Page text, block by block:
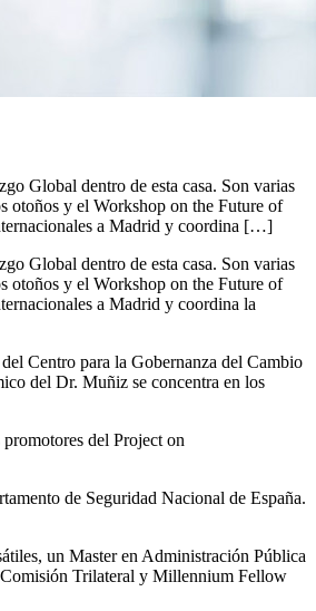
Global dentro de esta casa. Son varias
otoños y el Workshop on the Future of
a Madrid y coordina […]
Global dentro de esta casa. Son varias
otoños y el Workshop on the Future of
a Madrid y coordina la
Centro para la Gobernanza del Cambio
del Dr. Muñiz se concentra en los
del Project on
de Seguridad Nacional de España.
un Master en Administración Pública
Trilateral y Millennium Fellow